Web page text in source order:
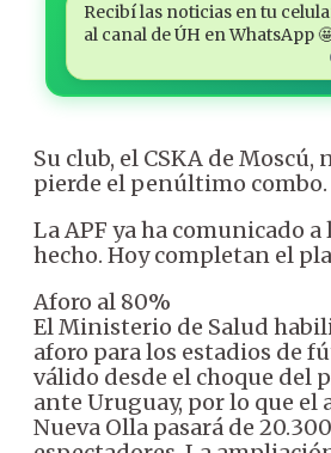
Recibí las noticias en tu
al canal de ÚH en WhatsApp
Su club, el CSKA de Moscú,
pierde el penúltimo combo.
La APF ya ha comunicado a
hecho. Hoy completan el
Aforo al 80%
El Ministerio de Salud
aforo para los estadios de
válido desde el choque del
ante Uruguay, por lo que el
Nueva Olla pasará de